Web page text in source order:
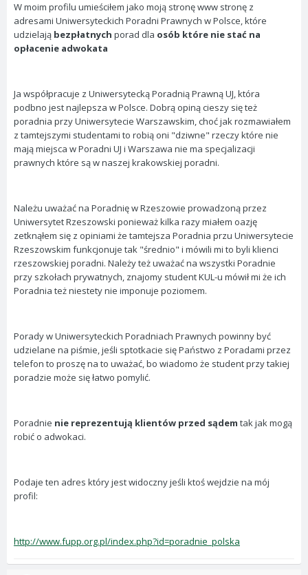
W moim profilu umieściłem jako moją stronę www stronę z
adresami Uniwersyteckich Poradni Prawnych w Polsce, które
udzielają bezpłatnych porad dla osób które nie stać na
opłacenie adwokata
Ja współpracuje z Uniwersytecką Poradnią Prawną UJ, która
podbno jest najlepsza w Polsce. Dobrą opiną cieszy się też
poradnia przy Uniwersytecie Warszawskim, choć jak rozmawiałem
z tamtejszymi studentami to robią oni "dziwne" rzeczy które nie
mają miejsca w Poradni UJ i Warszawa nie ma specjalizacji
prawnych które są w naszej krakowskiej poradni.
Należu uważać na Poradnię w Rzeszowie prowadzoną przez
Uniwersytet Rzeszowski ponieważ kilka razy miałem oazję
zetknąłem się z opiniami że tamtejsza Poradnia przu Uniwersytecie
Rzeszowskim funkcjonuje tak "średnio" i mówili mi to byli klienci
rzeszowskiej poradni. Należy też uważać na wszystki Poradnie
przy szkołach prywatnych, znajomy student KUL-u mówił mi że ich
Poradnia też niestety nie imponuje poziomem.
Porady w Uniwersyteckich Poradniach Prawnych powinny być
udzielane na piśmie, jeśli sptotkacie się Państwo z Poradami przez
telefon to proszę na to uważać, bo wiadomo że student przy takiej
poradzie może się łatwo pomylić.
Poradnie nie reprezentują klientów przed sądem tak jak mogą
robić o adwokaci.
Podaje ten adres który jest widoczny jeśli ktoś wejdzie na mój
profil:
http://www.fupp.org.pl/index.php?id=poradnie_polska